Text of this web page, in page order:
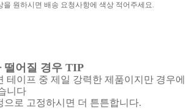
을 원하시면 배송 요청사항에 색상 적어주세요.
떨어질 경우 TIP
테이프 중 제일 강력한 제품이지만 경우에
니다
으로 고정하시면 더 튼튼합니다.